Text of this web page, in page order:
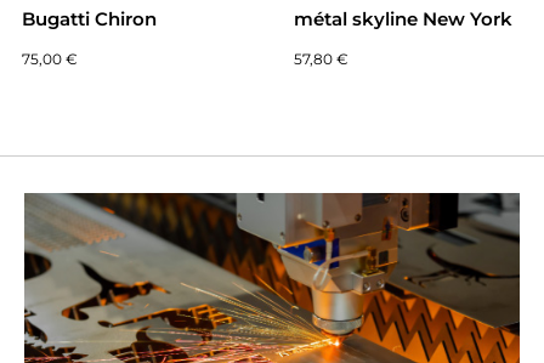
Bugatti Chiron
75,00 €
métal skyline New York
57,80 €